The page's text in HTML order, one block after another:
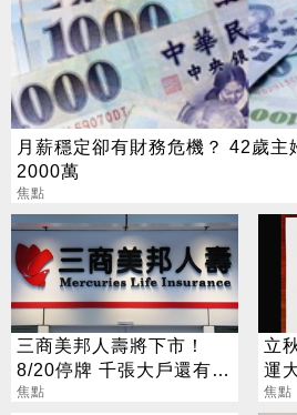
月薪穩定卻有財務危機？ 42歲
2000萬
焦點
三商美邦人壽將下市！
8/20停牌 千張大戶還有
252人
焦點
立
運
焦點